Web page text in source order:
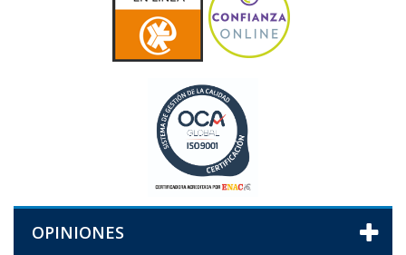
OPINIONES